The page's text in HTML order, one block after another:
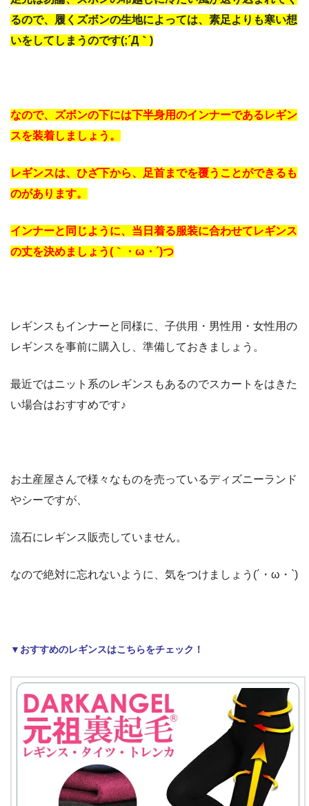
るので、履くズボンの生地によっては、素足よりも寒い想
いをしてしまうのです(;´Д｀)
なので、ズボンの下には下半身用のインナーであるレギン
スを装着しましょう。
レギンスは、ひざ下から、足首までを覆うことができるも
のがあります。
インナーと同じように、当日着る服装に合わせてレギンス
の丈を決めましょう(｀・ω・´)つ
レギンスもインナーと同様に、子供用・男性用・女性用の
レギンスを事前に購入し、準備しておきましょう。
最近ではニット系のレギンスもあるのでスカートをはきた
い場合はおすすめです♪
お土産屋さんで様々なものを売っているディズニーランド
やシーですが、
流石にレギンス販売していません。
なので絶対に忘れないように、気をつけましょう(´・ω・`)
▼おすすめのレギンスはこちらをチェック！